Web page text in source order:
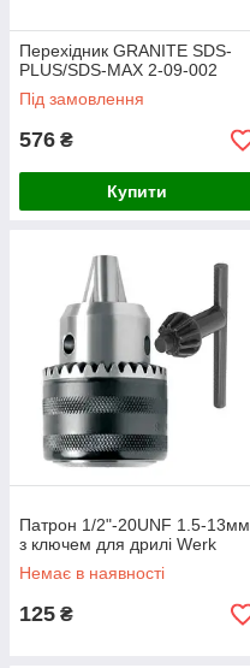
Перехідник GRANITE SDS-
PLUS/SDS-MAX 2-09-002
Під замовлення
576 ₴
Купити
Патрон 1/2"-20UNF 1.5-13мм
з ключем для дрилі Werk
Немає в наявності
125 ₴